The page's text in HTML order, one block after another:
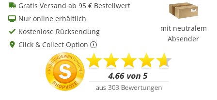
Gratis Versand ab 95 € Bestellwert
Nur online erhältlich
Kostenlose Rücksendung
Click & Collect Option
mit neutralem
Absender